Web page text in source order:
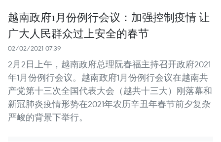
越南政府1月份例行会议：加强控制疫情 让
广大人民群众过上安全的春节
02/02/2021 07:39
2月2日上午，越南政府总理阮春福主持召开政府2021
年1月份例行会议。越南政府1月份例行会议在越南共
产党第十三次全国代表大会（越共十三大）刚落幕和
新冠肺炎疫情形势在2021年农历辛丑年春节前夕复杂
严峻的背景下举行。